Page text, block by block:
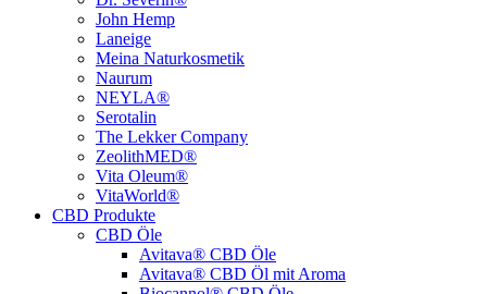
John Hemp
Laneige
Meina Naturkosmetik
Naurum
NEYLA®
Serotalin
The Lekker Company
ZeolithMED®
Vita Oleum®
VitaWorld®
CBD Produkte
CBD Öle
Avitava® CBD Öle
Avitava® CBD Öl mit Aroma